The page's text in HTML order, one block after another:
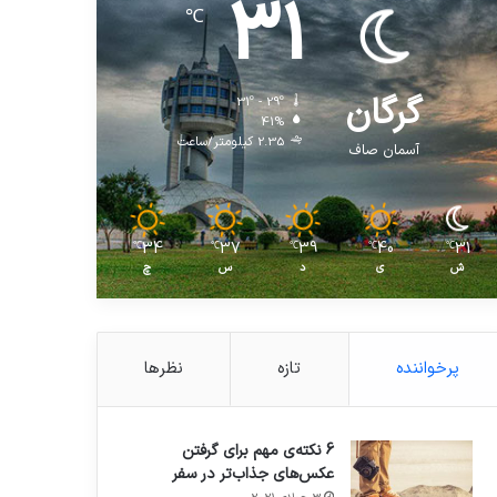
گرگان
آسمان صاف
31
℃
31º - 29º
41%
2.35 کیلومتر/ساعت
31
℃
ش
40
℃
ی
39
℃
د
37
℃
س
34
℃
چ
پرخواننده تازه نظرها
6 نکته‌ی مهم برای گرفتن
عکس‌های جذاب‌تر در سفر